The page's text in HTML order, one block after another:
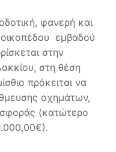
φανερή και
εμβαδού
στην
στη θέση
πρόκειται να
οχημάτων,
(κατώτερο